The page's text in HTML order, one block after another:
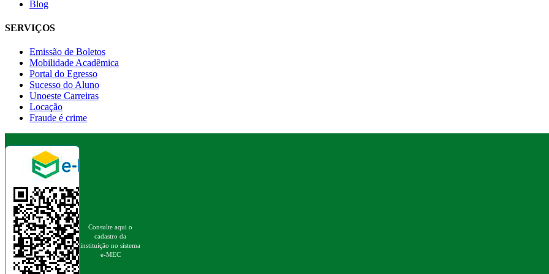
Blog
SERVIÇOS
Emissão de Boletos
Mobilidade Acadêmica
Portal do Egresso
Sucesso do Aluno
Unoeste Carreiras
Locação
Fraude é crime
Consulte aqui o
cadastro da
instituição no sistema
e-MEC